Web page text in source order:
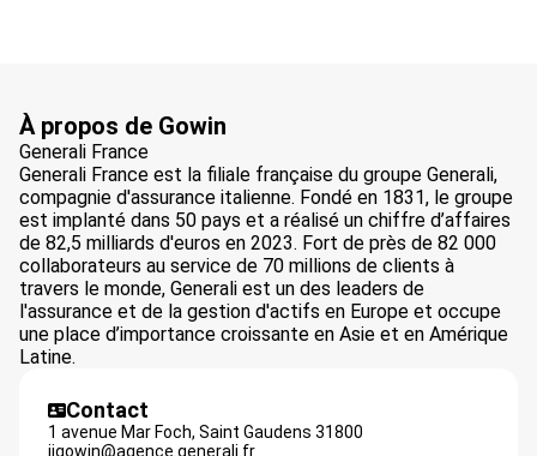
À propos de Gowin
Generali France
Generali France est la filiale française du groupe Generali,
compagnie d'assurance italienne. Fondé en 1831, le groupe
est implanté dans 50 pays et a réalisé un chiffre d’affaires
de 82,5 milliards d'euros en 2023. Fort de près de 82 000
collaborateurs au service de 70 millions de clients à
travers le monde, Generali est un des leaders de
l'assurance et de la gestion d'actifs en Europe et occupe
une place d’importance croissante en Asie et en Amérique
Latine.
Contact
1 avenue Mar Foch, Saint Gaudens 31800
jjgowin@agence.generali.fr